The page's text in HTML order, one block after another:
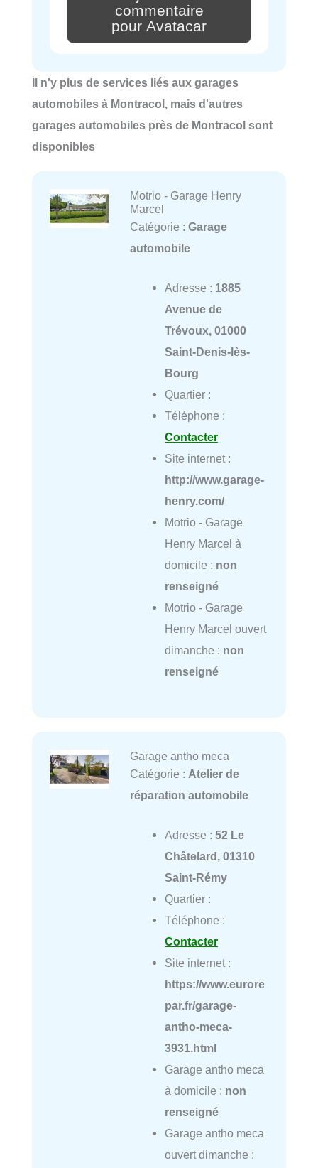
commentaire
pour Avatacar
Il n'y plus de services liés aux garages
automobiles à Montracol, mais d'autres
garages automobiles près de Montracol sont
disponibles
Motrio - Garage Henry
Marcel
Catégorie : Garage
automobile
Adresse : 1885
Avenue de
Trévoux, 01000
Saint-Denis-lès-
Bourg
Quartier :
Téléphone :
Contacter
Site internet :
http://www.garage-
henry.com/
Motrio - Garage
Henry Marcel à
domicile : non
renseigné
Motrio - Garage
Henry Marcel ouvert
dimanche : non
renseigné
Garage antho meca
Catégorie : Atelier de
réparation automobile
Adresse : 52 Le
Châtelard, 01310
Saint-Rémy
Quartier :
Téléphone :
Contacter
Site internet :
https://www.eurore
par.fr/garage-
antho-meca-
3931.html
Garage antho meca
à domicile : non
renseigné
Garage antho meca
ouvert dimanche :